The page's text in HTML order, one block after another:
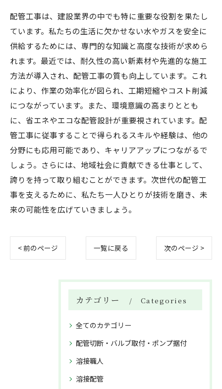
配管工事は、建設業界の中でも特に重要な役割を果たし
ています。私たちの生活に欠かせない水やガスを安全に
供給するためには、専門的な知識と高度な技術が求めら
れます。最近では、耐久性の高い新素材や先進的な施工
方法が導入され、配管工事の質も向上しています。これ
により、作業の効率化が図られ、工期短縮やコスト削減
につながっています。また、環境意識の高まりととも
に、省エネやエコな配管設計が重要視されています。配
管工事に従事することで得られるスキルや経験は、他の
分野にも応用可能であり、キャリアアップにつながるで
しょう。さらには、地域社会に貢献できる仕事として、
誇りを持って取り組むことができます。次世代の配管工
事を支えるために、私たち一人ひとりが技術を磨き、未
来の可能性を広げていきましょう。
< 前のページ 一覧に戻る 次のページ >
カテゴリー Categories
全てのカテゴリー
配管切断・バルブ取付・ポンプ据付
溶接職人
溶接配管